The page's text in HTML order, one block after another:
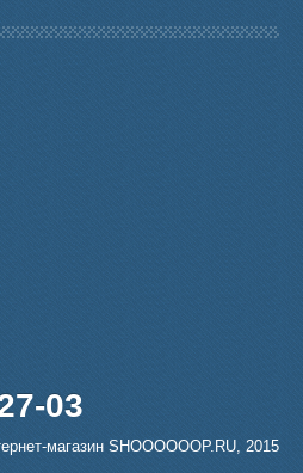
03
магазин SHOOOOOOP.RU, 2015